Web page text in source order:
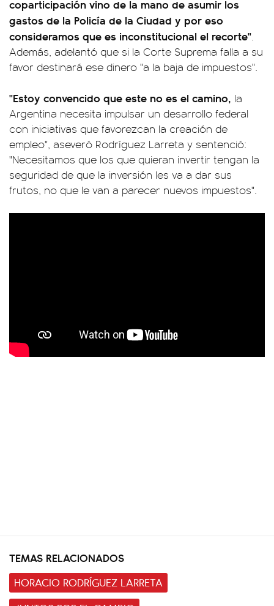
coparticipación vino de la mano de asumir los
gastos de la Policía de la Ciudad y por eso
consideramos que es inconstitucional el recorte".
Además, adelantó que si la Corte Suprema falla a su
favor destinará ese dinero "a la baja de impuestos".
"Estoy convencido que este no es el camino, la
Argentina necesita impulsar un desarrollo federal
con iniciativas que favorezcan la creación de
empleo", aseveró Rodríguez Larreta y sentenció:
"Necesitamos que los que quieran invertir tengan la
seguridad de que la inversión les va a dar sus
frutos, no que le van a parecer nuevos impuestos".
TEMAS RELACIONADOS
HORACIO RODRÍGUEZ LARRETA